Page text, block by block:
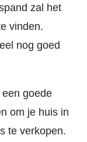
zal het
vinden.
nog goed
goede
om je huis in
te verkopen.